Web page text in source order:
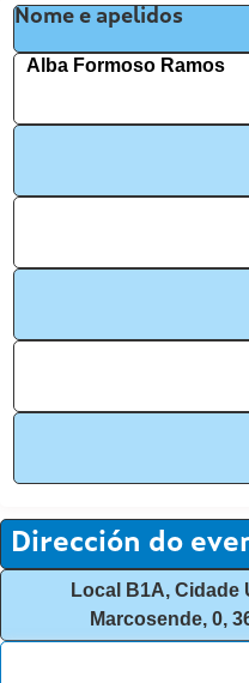
Nome e apelidos
Alba Formoso Ramos
Dirección do
Local B1A, Cidade
Marcosende, 0,